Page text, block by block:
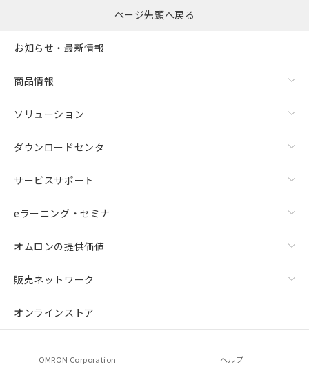
ページ先頭へ戻る
お知らせ・最新情報
商品情報
ソリューション
ダウンロードセンタ
サービスサポート
eラーニング・セミナ
オムロンの提供価値
販売ネットワーク
オンラインストア
OMRON Corporation ヘルプ